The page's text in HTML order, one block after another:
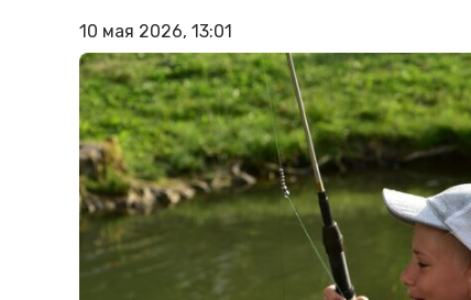
10 мая 2026, 13:01